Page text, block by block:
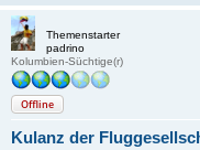
Themenstarter
padrino
Kolumbien-Süchtige(r)
Offline
Kulanz der